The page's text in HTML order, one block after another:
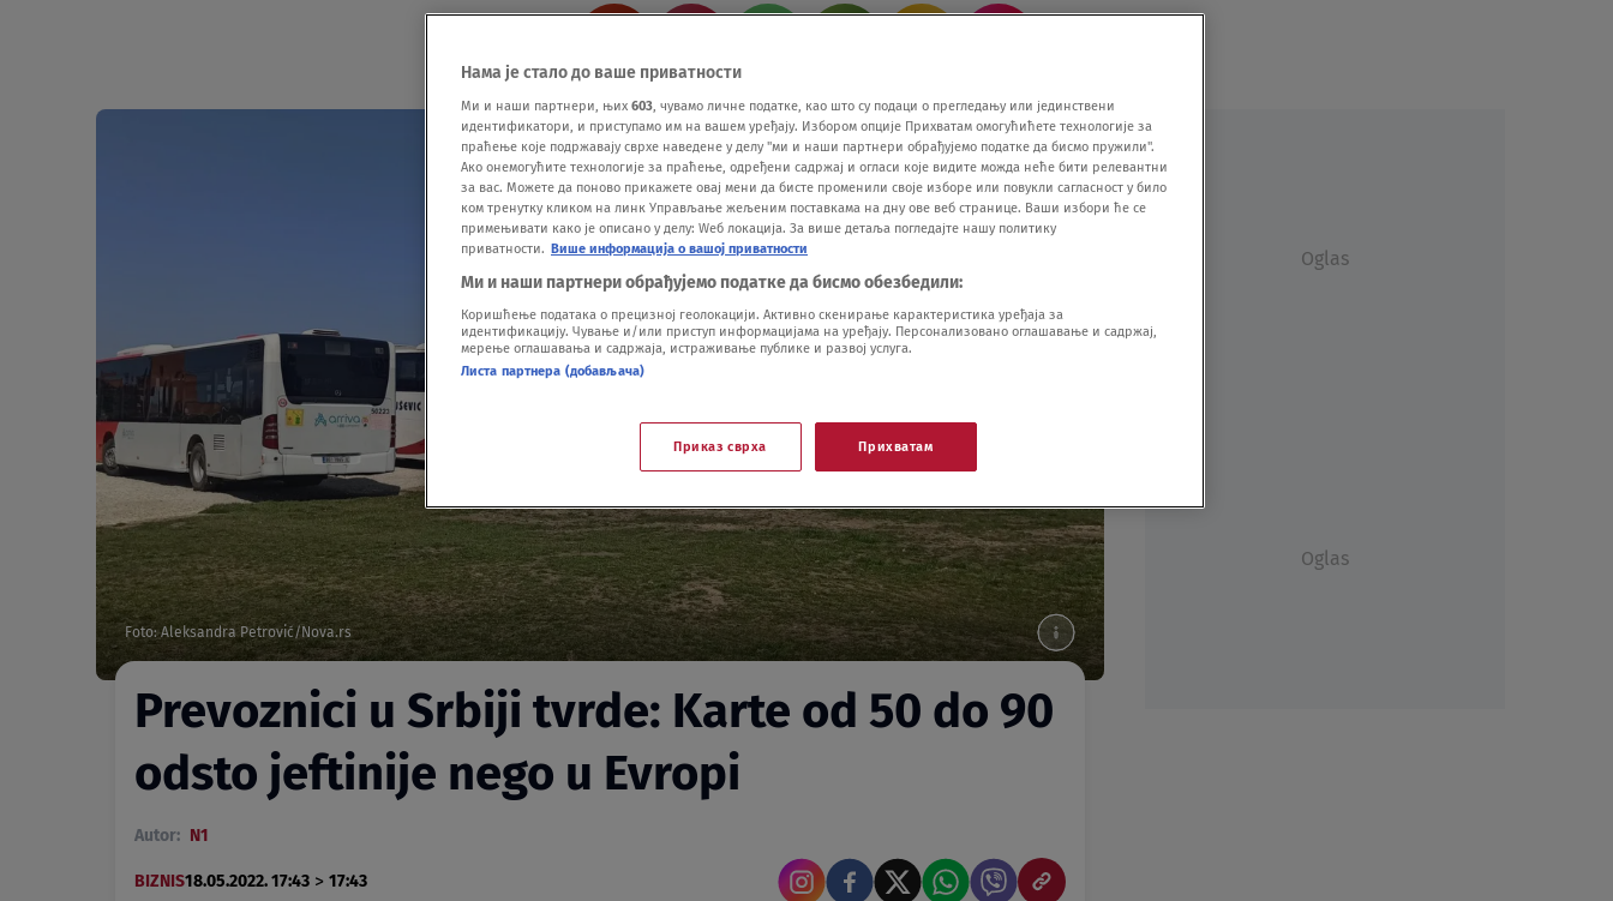
Foto: Aleksandra Petrović/Nova.rs
Prevoznici u Srbiji tvrde: Karte od 50 do 90
odsto jeftinije nego u Evropi
Autor: N1
BIZNIS18.05.2022. 17:43 > 17:43
Oglas
Oglas
Нама је стало до ваше приватности
Ми и наши партнери, њих 603, чувамо личне податке, као што су подаци о прегледању или јединствени
идентификатори, и приступамо им на вашем уређају. Избором опције Прихватам омогућићете технологије за
праћење које подржавају сврхе наведене у делу "ми и наши партнери обрађујемо податке да бисмо пружили".
Ако онемогућите технологије за праћење, одређени садржај и огласи које видите можда неће бити релевантни
за вас. Можете да поново прикажете овај мени да бисте променили своје изборе или повукли сагласност у било
ком тренутку кликом на линк Управљање жељеним поставкама на дну ове веб странице. Ваши избори ће се
примењивати како је описано у делу: Wеб локација. За више детаља погледајте нашу политику
приватности. Више информација о вашој приватности
Ми и наши партнери обрађујемо податке да бисмо обезбедили:
Коришћење података о прецизној геолокацији. Активно скенирање карактеристика уређаја за
идентификацију. Чување и/или приступ информацијама на уређају. Персонализовано оглашавање и садржај,
мерење оглашавања и садржаја, истраживање публике и развој услуга.
Листа партнера (добављача)
Приказ сврха Прихватам